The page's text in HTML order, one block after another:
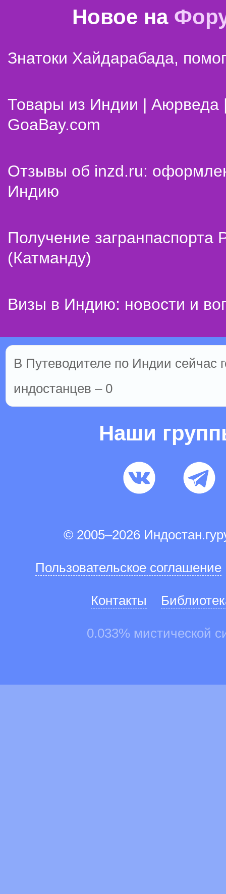
Новое на
Знатоки Хайдарабада,
Товары из Индии | Аюрведа
GoaBay.com
Отзывы об inzd.ru:
Индию
Получение
(Катманду)
Визы в Индию: новости и
В Путеводителе по Индии сейчас
индостанцев – 0
Наши
© 2005–2026
Пользовательское соглашение
Контакты
0.033% мистической